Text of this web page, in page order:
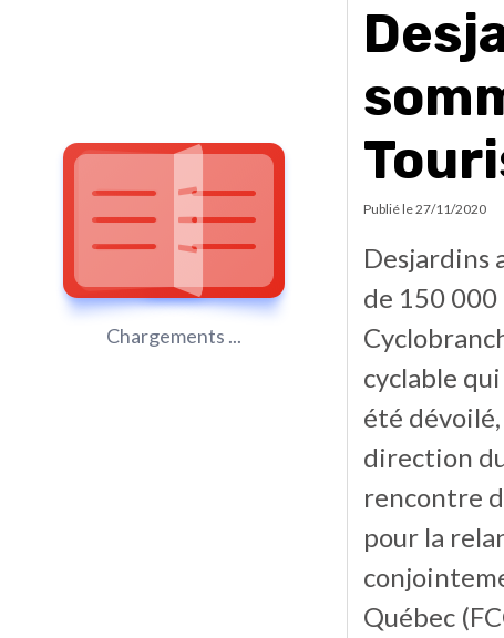
Chargements ...
Publié le27/11/2020
Desjardins
de 150
cyclable
été
direction
rencontre
pour la
Québec